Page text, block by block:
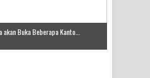
akan Buka Beberapa Kanto...